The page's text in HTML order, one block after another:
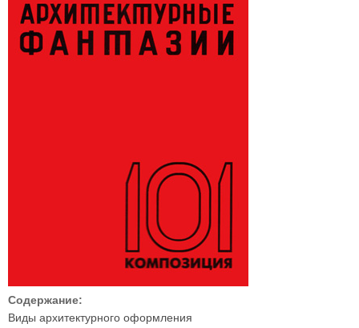
Содержание:
Виды архитектурного оформления